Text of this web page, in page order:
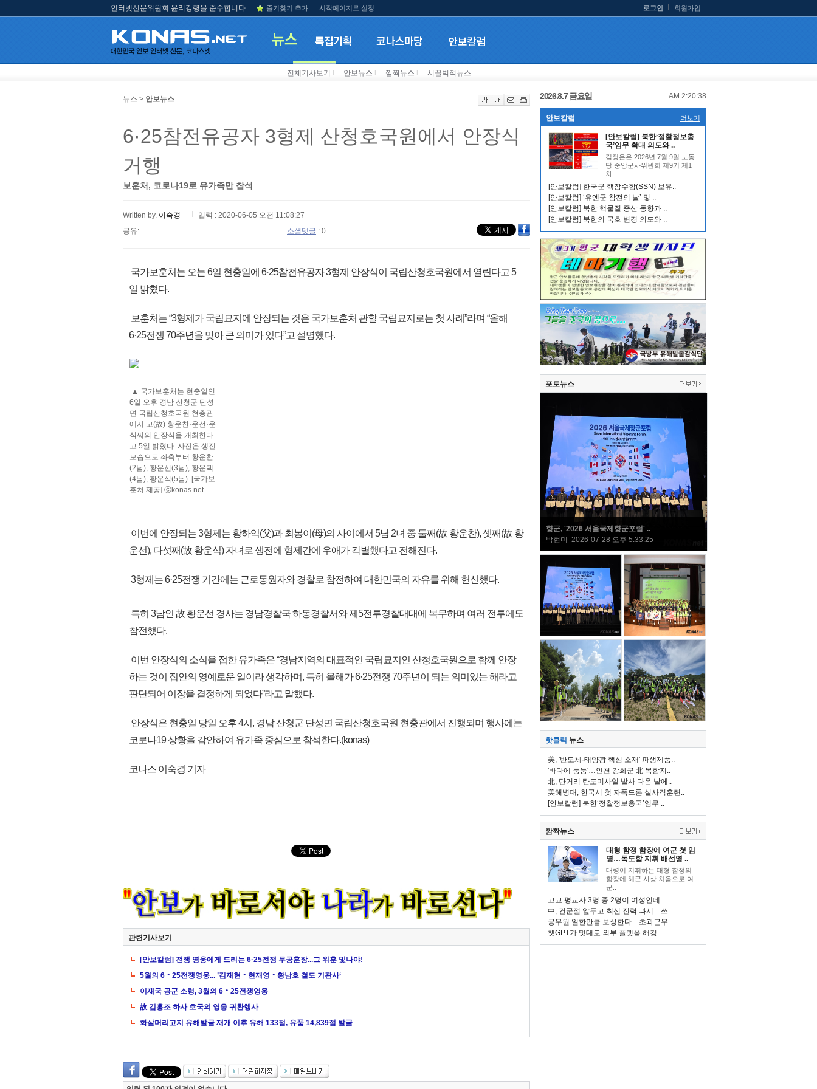
인터넷신문위원회 윤리강령을 준수합니다 즐겨찾기 추가 시작페이지로 설정 로그인 회원가입
전체기사보기 안보뉴스 깜짝뉴스 시끌벅적뉴스
뉴스 > 안보뉴스
6·25참전유공자 3형제 산청호국원에서 안장식
거행
보훈처, 코로나19로 유가족만 참석
Written by. 이숙경
입력 : 2020-06-05 오전 11:08:27
공유:
소셜댓글 : 0
국가보훈처는 오는 6일 현충일에 6·25참전유공자 3형제 안장식이 국립산청호국원에서 열린다고 5
일 밝혔다.
보훈처는 “3형제가 국립묘지에 안장되는 것은 국가보훈처 관할 국립묘지로는 첫 사례”라며 “올해
6·25전쟁 70주년을 맞아 큰 의미가 있다”고 설명했다.
▲ 국가보훈처는 현충일인
6일 오후 경남 산청군 단성
면 국립산청호국원 현충관
에서 고(故) 황운찬·운선·운
식씨의 안장식을 개최한다
고 5일 밝혔다. 사진은 생전
모습으로 좌측부터 황운찬
(2남), 황운선(3남), 황운택
(4남), 황운식(5남). [국가보
훈처 제공] ⓒkonas.net
이번에 안장되는 3형제는 황하익(父)과 최봉이(母)의 사이에서 5남 2녀 중 둘째(故 황운찬), 셋째(故 황
운선), 다섯째(故 황운식) 자녀로 생전에 형제간에 우애가 각별했다고 전해진다.
3형제는 6·25전쟁 기간에는 근로동원자와 경찰로 참전하여 대한민국의 자유를 위해 헌신했다.
특히 3남인 故 황운선 경사는 경남경찰국 하동경찰서와 제5전투경찰대대에 복무하며 여러 전투에도
참전했다.
이번 안장식의 소식을 접한 유가족은 “경남지역의 대표적인 국립묘지인 산청호국원으로 함께 안장
하는 것이 집안의 영예로운 일이라 생각하며, 특히 올해가 6·25전쟁 70주년이 되는 의미있는 해라고
판단되어 이장을 결정하게 되었다”라고 말했다.
안장식은 현충일 당일 오후 4시, 경남 산청군 단성면 국립산청호국원 현충관에서 진행되며 행사에는
코로나19 상황을 감안하여 유가족 중심으로 참석한다.(konas)
코나스 이숙경 기자
관련기사보기
[안보칼럼] 전쟁 영웅에게 드리는 6·25전쟁 무공훈장...그 위훈 빛나야!
5월의 6‧25전쟁영웅... ’김재현‧현재영‧황남호 철도 기관사‘
이재국 공군 소령, 3월의 6‧25전쟁영웅
故 김홍조 하사 호국의 영웅 귀환행사
화살머리고지 유해발굴 재개 이후 유해 133점, 유품 14,839점 발굴
2026.8.7 금요일 AM 2:20:38
안보칼럼 더보기
[안보칼럼] 북한‘정찰정보총
국’임무 확대 의도와 ..
김정은은 2026년 7월 9일 노동
당 중앙군사위원회 제9기 제1
차 ..
[안보칼럼] 한국군 핵잠수함(SSN) 보유..
[안보칼럼] ‘유엔군 참전의 날’ 및 ..
[안보칼럼] 북한 핵물질 증산 동향과 ..
[안보칼럼] 북한의 국호 변경 의도와 ..
포토뉴스
향군, '2026 서울국제향군포럼' ..
박현미 2026-07-28 오후 5:33:25
핫클릭 뉴스
美, '반도체·태양광 핵심 소재' 파생제품..
'바다에 둥둥'…인천 강화군 北 목함지..
北, 단거리 탄도미사일 발사 다음 날에..
美해병대, 한국서 첫 자폭드론 실사격훈련..
[안보칼럼] 북한‘정찰정보총국’임무 ..
깜짝뉴스
대형 함정 함장에 여군 첫 임
명…독도함 지휘 배선영 ..
대령이 지휘하는 대형 함정의
함장에 해군 사상 처음으로 여
군..
고교 평교사 3명 중 2명이 여성인데..
中, 건군절 앞두고 최신 전력 과시…쓰..
공무원 일한만큼 보상한다…초과근무 ..
챗GPT가 멋대로 외부 플랫폼 해킹…..